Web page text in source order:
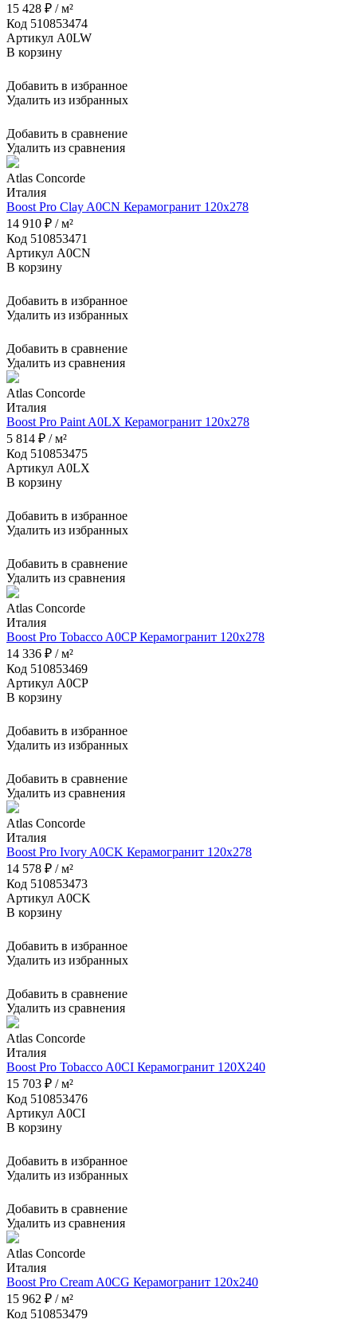
15 428 ₽ / м²
Код 510853474
Артикул A0LW
В корзину
Добавить в избранное
Удалить из избранных
Добавить в сравнение
Удалить из сравнения
Atlas Concorde
Италия
Boost Pro Clay A0CN Керамогранит 120x278
14 910 ₽ / м²
Код 510853471
Артикул A0CN
В корзину
Добавить в избранное
Удалить из избранных
Добавить в сравнение
Удалить из сравнения
Atlas Concorde
Италия
Boost Pro Paint A0LX Керамогранит 120x278
5 814 ₽ / м²
Код 510853475
Артикул A0LX
В корзину
Добавить в избранное
Удалить из избранных
Добавить в сравнение
Удалить из сравнения
Atlas Concorde
Италия
Boost Pro Tobacco A0CP Керамогранит 120x278
14 336 ₽ / м²
Код 510853469
Артикул A0CP
В корзину
Добавить в избранное
Удалить из избранных
Добавить в сравнение
Удалить из сравнения
Atlas Concorde
Италия
Boost Pro Ivory A0CK Керамогранит 120x278
14 578 ₽ / м²
Код 510853473
Артикул A0CK
В корзину
Добавить в избранное
Удалить из избранных
Добавить в сравнение
Удалить из сравнения
Atlas Concorde
Италия
Boost Pro Tobacco A0CI Керамогранит 120X240
15 703 ₽ / м²
Код 510853476
Артикул A0CI
В корзину
Добавить в избранное
Удалить из избранных
Добавить в сравнение
Удалить из сравнения
Atlas Concorde
Италия
Boost Pro Cream A0CG Керамогранит 120x240
15 962 ₽ / м²
Код 510853479